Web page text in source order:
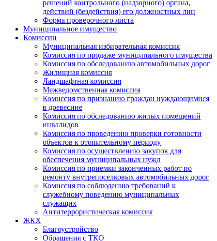
решений контрольного (надзорного) органа,
действий (бездействия) его должностных лиц
Форма проверочного листа
Муниципальное имущество
Комиссии
Муниципальная избирательная комиссия
Комиссия по продаже муниципального имущества
Комиссия по обследованию автомобильных дорог
Жилищная комиссия
Ландшафтная комиссия
Межведомственная комиссия
Комиссия по признанию граждан нуждающимися
в древесине
Комиссия по обследованию жилых помещений
инвалидов
Комиссия по проведению проверки готовности
объектов к отопительному периоду
Комиссия по осуществлению закупок для
обеспечения муниципальных нужд
Комиссия по приемки законченных работ по
ремонту внутрепоселковых автомобильных дорог
Комиссия по соблюдению требований к
служебному поведению муниципальных
служащих
Антитеррористическая комиссия
ЖКХ
Благоустройство
Обращения с ТКО